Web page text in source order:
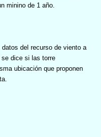
minino de 1 año.
del recurso de viento a
dice si las torre
ubicación que proponen